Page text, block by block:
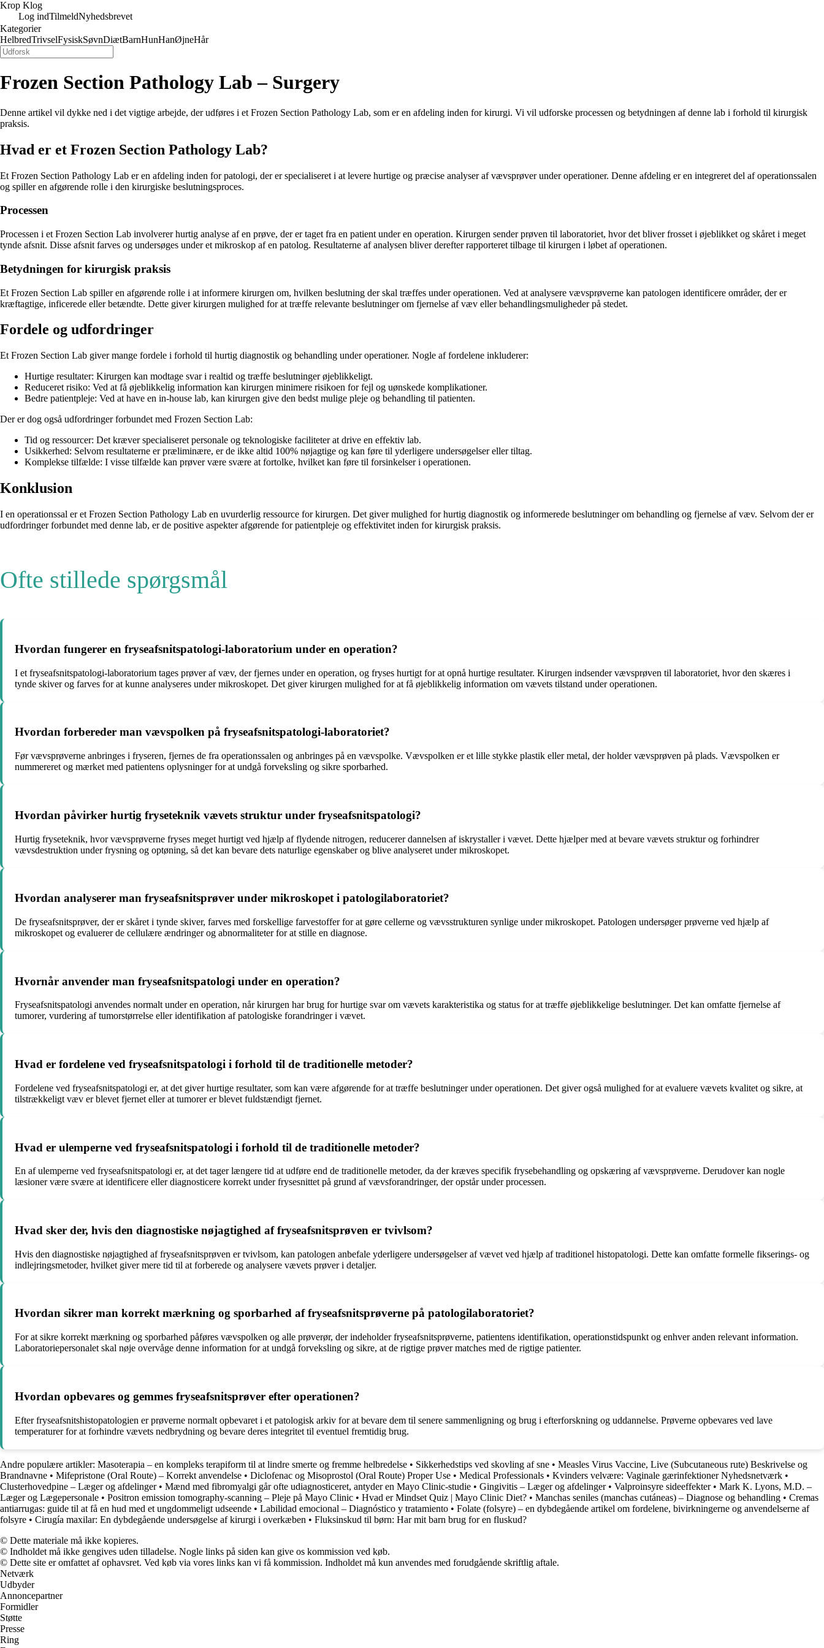
Krop Klog
Log indTilmeldNyhedsbrevet
Kategorier
HelbredTrivselFysiskSøvnDiætBarnHunHanØjneHår
Frozen Section Pathology Lab – Surgery
Denne artikel vil dykke ned i det vigtige arbejde, der udføres i et Frozen Section Pathology Lab, som er en afdeling inden for kirurgi. Vi vil udforske processen og betydningen af denne lab i forhold til kirurgisk
praksis.
Hvad er et Frozen Section Pathology Lab?
Et Frozen Section Pathology Lab er en afdeling inden for patologi, der er specialiseret i at levere hurtige og præcise analyser af vævsprøver under operationer. Denne afdeling er en integreret del af operationssalen
og spiller en afgørende rolle i den kirurgiske beslutningsproces.
Processen
Processen i et Frozen Section Lab involverer hurtig analyse af en prøve, der er taget fra en patient under en operation. Kirurgen sender prøven til laboratoriet, hvor det bliver frosset i øjeblikket og skåret i meget
tynde afsnit. Disse afsnit farves og undersøges under et mikroskop af en patolog. Resultaterne af analysen bliver derefter rapporteret tilbage til kirurgen i løbet af operationen.
Betydningen for kirurgisk praksis
Et Frozen Section Lab spiller en afgørende rolle i at informere kirurgen om, hvilken beslutning der skal træffes under operationen. Ved at analysere vævsprøverne kan patologen identificere områder, der er
kræftagtige, inficerede eller betændte. Dette giver kirurgen mulighed for at træffe relevante beslutninger om fjernelse af væv eller behandlingsmuligheder på stedet.
Fordele og udfordringer
Et Frozen Section Lab giver mange fordele i forhold til hurtig diagnostik og behandling under operationer. Nogle af fordelene inkluderer:
Hurtige resultater: Kirurgen kan modtage svar i realtid og træffe beslutninger øjeblikkeligt.
Reduceret risiko: Ved at få øjeblikkelig information kan kirurgen minimere risikoen for fejl og uønskede komplikationer.
Bedre patientpleje: Ved at have en in-house lab, kan kirurgen give den bedst mulige pleje og behandling til patienten.
Der er dog også udfordringer forbundet med Frozen Section Lab:
Tid og ressourcer: Det kræver specialiseret personale og teknologiske faciliteter at drive en effektiv lab.
Usikkerhed: Selvom resultaterne er præliminære, er de ikke altid 100% nøjagtige og kan føre til yderligere undersøgelser eller tiltag.
Komplekse tilfælde: I visse tilfælde kan prøver være svære at fortolke, hvilket kan føre til forsinkelser i operationen.
Konklusion
I en operationssal er et Frozen Section Pathology Lab en uvurderlig ressource for kirurgen. Det giver mulighed for hurtig diagnostik og informerede beslutninger om behandling og fjernelse af væv. Selvom der er
udfordringer forbundet med denne lab, er de positive aspekter afgørende for patientpleje og effektivitet inden for kirurgisk praksis.
Ofte stillede spørgsmål
Hvordan fungerer en fryseafsnitspatologi-laboratorium under en operation?
I et fryseafsnitspatologi-laboratorium tages prøver af væv, der fjernes under en operation, og fryses hurtigt for at opnå hurtige resultater. Kirurgen indsender vævsprøven til laboratoriet, hvor den skæres i
tynde skiver og farves for at kunne analyseres under mikroskopet. Det giver kirurgen mulighed for at få øjeblikkelig information om vævets tilstand under operationen.
Hvordan forbereder man vævspolken på fryseafsnitspatologi-laboratoriet?
Før vævsprøverne anbringes i fryseren, fjernes de fra operationssalen og anbringes på en vævspolke. Vævspolken er et lille stykke plastik eller metal, der holder vævsprøven på plads. Vævspolken er
nummereret og mærket med patientens oplysninger for at undgå forveksling og sikre sporbarhed.
Hvordan påvirker hurtig fryseteknik vævets struktur under fryseafsnitspatologi?
Hurtig fryseteknik, hvor vævsprøverne fryses meget hurtigt ved hjælp af flydende nitrogen, reducerer dannelsen af iskrystaller i vævet. Dette hjælper med at bevare vævets struktur og forhindrer
vævsdestruktion under frysning og optøning, så det kan bevare dets naturlige egenskaber og blive analyseret under mikroskopet.
Hvordan analyserer man fryseafsnitsprøver under mikroskopet i patologilaboratoriet?
De fryseafsnitsprøver, der er skåret i tynde skiver, farves med forskellige farvestoffer for at gøre cellerne og vævsstrukturen synlige under mikroskopet. Patologen undersøger prøverne ved hjælp af
mikroskopet og evaluerer de cellulære ændringer og abnormaliteter for at stille en diagnose.
Hvornår anvender man fryseafsnitspatologi under en operation?
Fryseafsnitspatologi anvendes normalt under en operation, når kirurgen har brug for hurtige svar om vævets karakteristika og status for at træffe øjeblikkelige beslutninger. Det kan omfatte fjernelse af
tumorer, vurdering af tumorstørrelse eller identifikation af patologiske forandringer i vævet.
Hvad er fordelene ved fryseafsnitspatologi i forhold til de traditionelle metoder?
Fordelene ved fryseafsnitspatologi er, at det giver hurtige resultater, som kan være afgørende for at træffe beslutninger under operationen. Det giver også mulighed for at evaluere vævets kvalitet og sikre, at
tilstrækkeligt væv er blevet fjernet eller at tumorer er blevet fuldstændigt fjernet.
Hvad er ulemperne ved fryseafsnitspatologi i forhold til de traditionelle metoder?
En af ulemperne ved fryseafsnitspatologi er, at det tager længere tid at udføre end de traditionelle metoder, da der kræves specifik frysebehandling og opskæring af vævsprøverne. Derudover kan nogle
læsioner være svære at identificere eller diagnosticere korrekt under frysesnittet på grund af vævsforandringer, der opstår under processen.
Hvad sker der, hvis den diagnostiske nøjagtighed af fryseafsnitsprøven er tvivlsom?
Hvis den diagnostiske nøjagtighed af fryseafsnitsprøven er tvivlsom, kan patologen anbefale yderligere undersøgelser af vævet ved hjælp af traditionel histopatologi. Dette kan omfatte formelle fikserings- og
indlejringsmetoder, hvilket giver mere tid til at forberede og analysere vævets prøver i detaljer.
Hvordan sikrer man korrekt mærkning og sporbarhed af fryseafsnitsprøverne på patologilaboratoriet?
For at sikre korrekt mærkning og sporbarhed påføres vævspolken og alle prøverør, der indeholder fryseafsnitsprøverne, patientens identifikation, operationstidspunkt og enhver anden relevant information.
Laboratoriepersonalet skal nøje overvåge denne information for at undgå forveksling og sikre, at de rigtige prøver matches med de rigtige patienter.
Hvordan opbevares og gemmes fryseafsnitsprøver efter operationen?
Efter fryseafsnitshistopatologien er prøverne normalt opbevaret i et patologisk arkiv for at bevare dem til senere sammenligning og brug i efterforskning og uddannelse. Prøverne opbevares ved lave
temperaturer for at forhindre vævets nedbrydning og bevare deres integritet til eventuel fremtidig brug.
Andre populære artikler: Masoterapia – en kompleks terapiform til at lindre smerte og fremme helbredelse • Sikkerhedstips ved skovling af sne • Measles Virus Vaccine, Live (Subcutaneous rute) Beskrivelse og
Brandnavne • Mifepristone (Oral Route) – Korrekt anvendelse • Diclofenac og Misoprostol (Oral Route) Proper Use • Medical Professionals • Kvinders velvære: Vaginale gærinfektioner Nyhedsnetværk •
Clusterhovedpine – Læger og afdelinger• Mænd med fibromyalgi går ofte udiagnosticeret, antyder en Mayo Clinic-studie • Gingivitis – Læger og afdelinger• Valproinsyre sideeffekter• Mark K. Lyons, M.D. –
Læger og Lægepersonale • Positron emission tomography-scanning – Pleje på Mayo Clinic • Hvad er Mindset Quiz | Mayo Clinic Diet? • Manchas seniles (manchas cutáneas) – Diagnose og behandling • Cremas
antiarrugas: guide til at få en hud med et ungdommeligt udseende • Labilidad emocional – Diagnóstico y tratamiento • Folate (folsyre) – en dybdegående artikel om fordelene, bivirkningerne og anvendelserne af
folsyre • Cirugía maxilar: En dybdegående undersøgelse af kirurgi i overkæben • Fluksinskud til børn: Har mit barn brug for en fluskud?
© Dette materiale må ikke kopieres.
© Indholdet må ikke gengives uden tilladelse. Nogle links på siden kan give os kommission ved køb.
© Dette site er omfattet af ophavsret. Ved køb via vores links kan vi få kommission. Indholdet må kun anvendes med forudgående skriftlig aftale.
Netværk
Udbyder
Annoncepartner
Formidler
Støtte
Presse
Ring